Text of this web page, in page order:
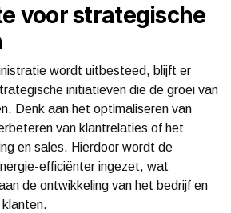
voor strategische
wordt uitbesteed, blijft er
initiatieven die de groei van
Denk aan het optimaliseren van
van klantrelaties of het
en sales. Hierdoor wordt de
efficiënter ingezet, wat
de ontwikkeling van het bedrijf en